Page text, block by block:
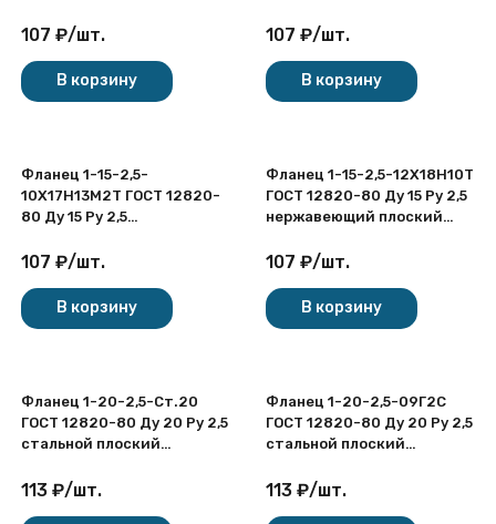
107 ₽/шт.
В корзину
107 ₽/шт.
В корзину
Фланец 1-15-2,5-
10Х17Н13М2Т ГОСТ 12820-
80 Ду 15 Ру 2,5
приварной
107 ₽/шт.
В корзину
Фланец 1-15-2,5-12Х18Н10Т
ГОСТ 12820-80 Ду 15 Ру 2,5
нержавеющий плоский
107 ₽/шт.
В корзину
Фланец 1-20-2,5-Ст.20
ГОСТ 12820-80 Ду 20 Ру 2,5
стальной плоский
113 ₽/шт.
Фланец 1-20-2,5-09Г2С
ГОСТ 12820-80 Ду 20 Ру 2,5
стальной плоский
113 ₽/шт.